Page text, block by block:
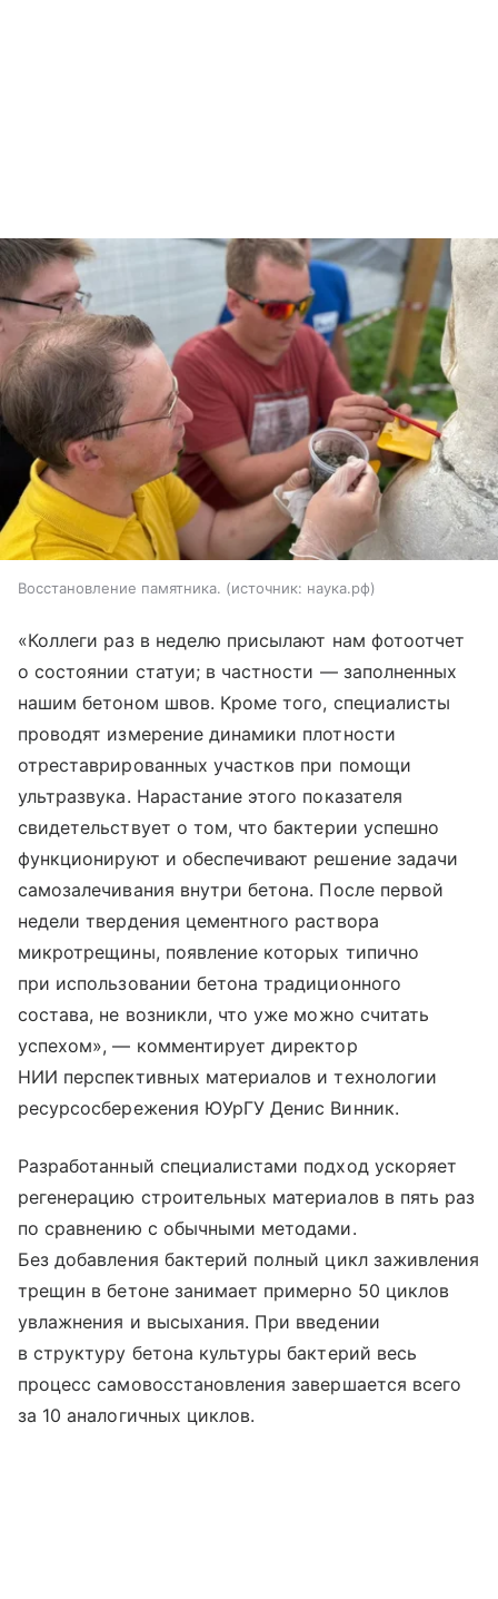
Восстановление памятника. источник: наука.рф
«Коллеги раз в неделю присылают нам фотоотчет
о состоянии статуи; в частности — заполненных
нашим бетоном швов. Кроме того, специалисты
проводят измерение динамики плотности
отреставрированных участков при помощи
ультразвука. Нарастание этого показателя
свидетельствует о том, что бактерии успешно
функционируют и обеспечивают решение задачи
самозалечивания внутри бетона. После первой
недели твердения цементного раствора
микротрещины, появление которых типично
при использовании бетона традиционного
состава, не возникли, что уже можно считать
успехом», — комментирует директор
НИИ перспективных материалов и технологии
ресурсосбережения ЮУрГУ Денис Винник.
Разработанный специалистами подход ускоряет
регенерацию строительных материалов в пять раз
по сравнению с обычными методами.
Без добавления бактерий полный цикл заживления
трещин в бетоне занимает примерно 50 циклов
увлажнения и высыхания. При введении
в структуру бетона культуры бактерий весь
процесс самовосстановления завершается всего
за 10 аналогичных циклов.